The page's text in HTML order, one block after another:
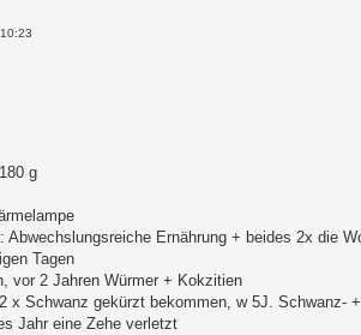
g
Abwechslungsreiche Ernährung + beides 2x die
Tagen
vor 2 Jahren Würmer + Kokzitien
x Schwanz gekürzt bekommen, w 5J. Schwanz-
Jahr eine Zehe verletzt